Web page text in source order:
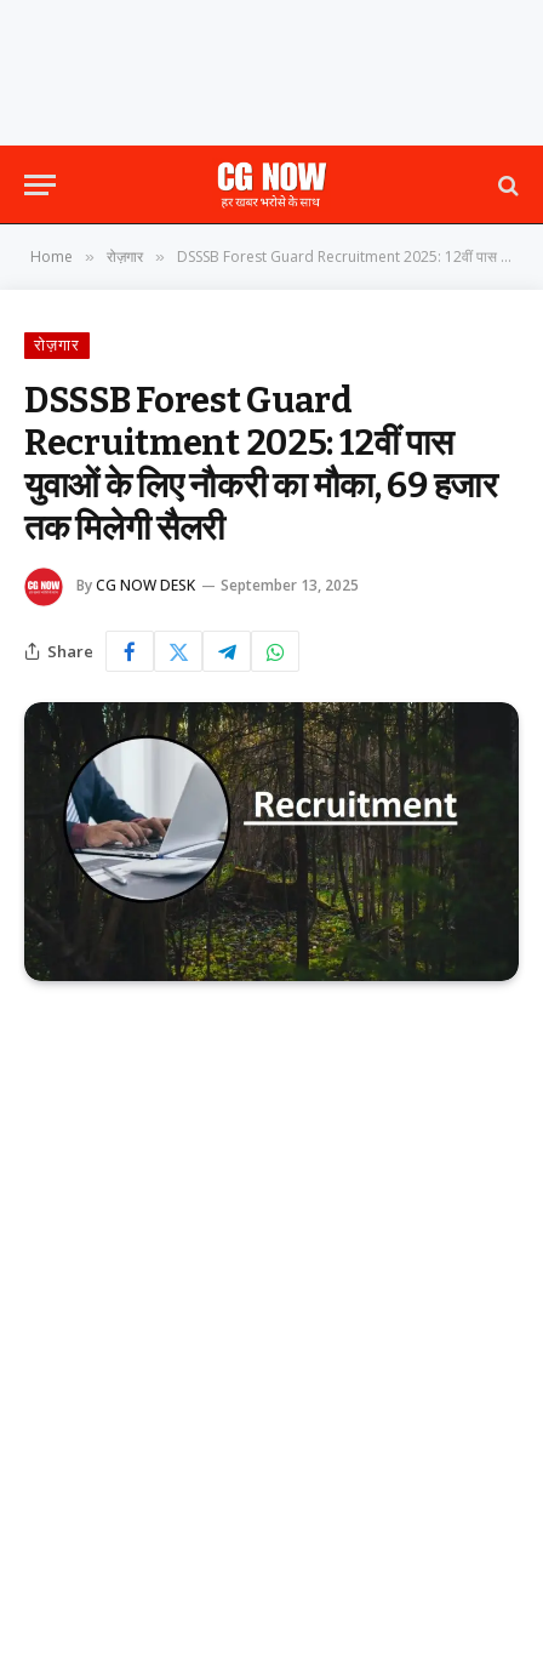
Home » रोज़गार » DSSSB Forest Guard Recruitment 2025: 12वीं पास युवाओं के लिए नौकरी का मौका, 69 हजार तक मिलेगी सैलरी
रोज़गार
DSSSB Forest Guard
Recruitment 2025: 12वीं पास
युवाओं के लिए नौकरी का मौका, 69 हजार
तक मिलेगी सैलरी
ByCG NOW DESK September 13, 2025
Share